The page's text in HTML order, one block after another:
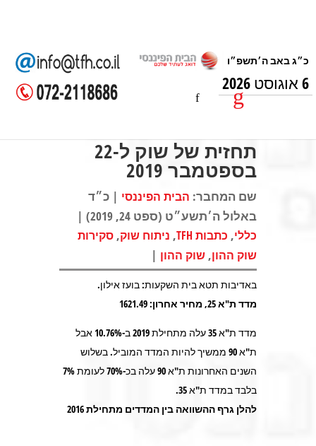
6 אוגוסט 2026
תחזית של שוק ל-22
בספטמבר 2019
שם המחבר: הבית הפיננסי | כ״ד
באלול ה׳תשע״ט (ספט 24, 2019) |
כללי, כתבות TFH , ניתוח שוק, סקירות
שוק ההון, שוק ההון |
באדיבות תטא בית השקעות: בועז אילון.
מדד ת"א 25, מחיר אחרון: 1621.49
מדד ת"א 35 עלה מתחילת 2019 ב-10.76% אבל
ת"א 90 ממשיך להיות המדד המוביל. בשלוש
השנים האחרונות ת"א 90 עלה בכ-70% לעומת 7%
בלבד במדד ת"א 35.
להלן גרף ההשוואה בין המדדים מתחילת 2016